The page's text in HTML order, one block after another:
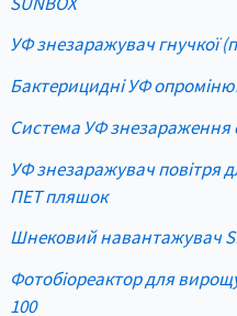
УФ знезаражувач гнучкої
Бактерицидні УФ
Система УФ знезараження
УФ знезаражувач повітря
ПЕТ пляшок
Шнековий навантажувач
Фотобіореактор для
100